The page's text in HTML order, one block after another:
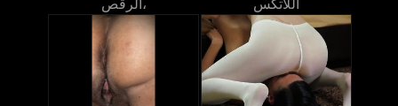
الرقص، اللاتكس